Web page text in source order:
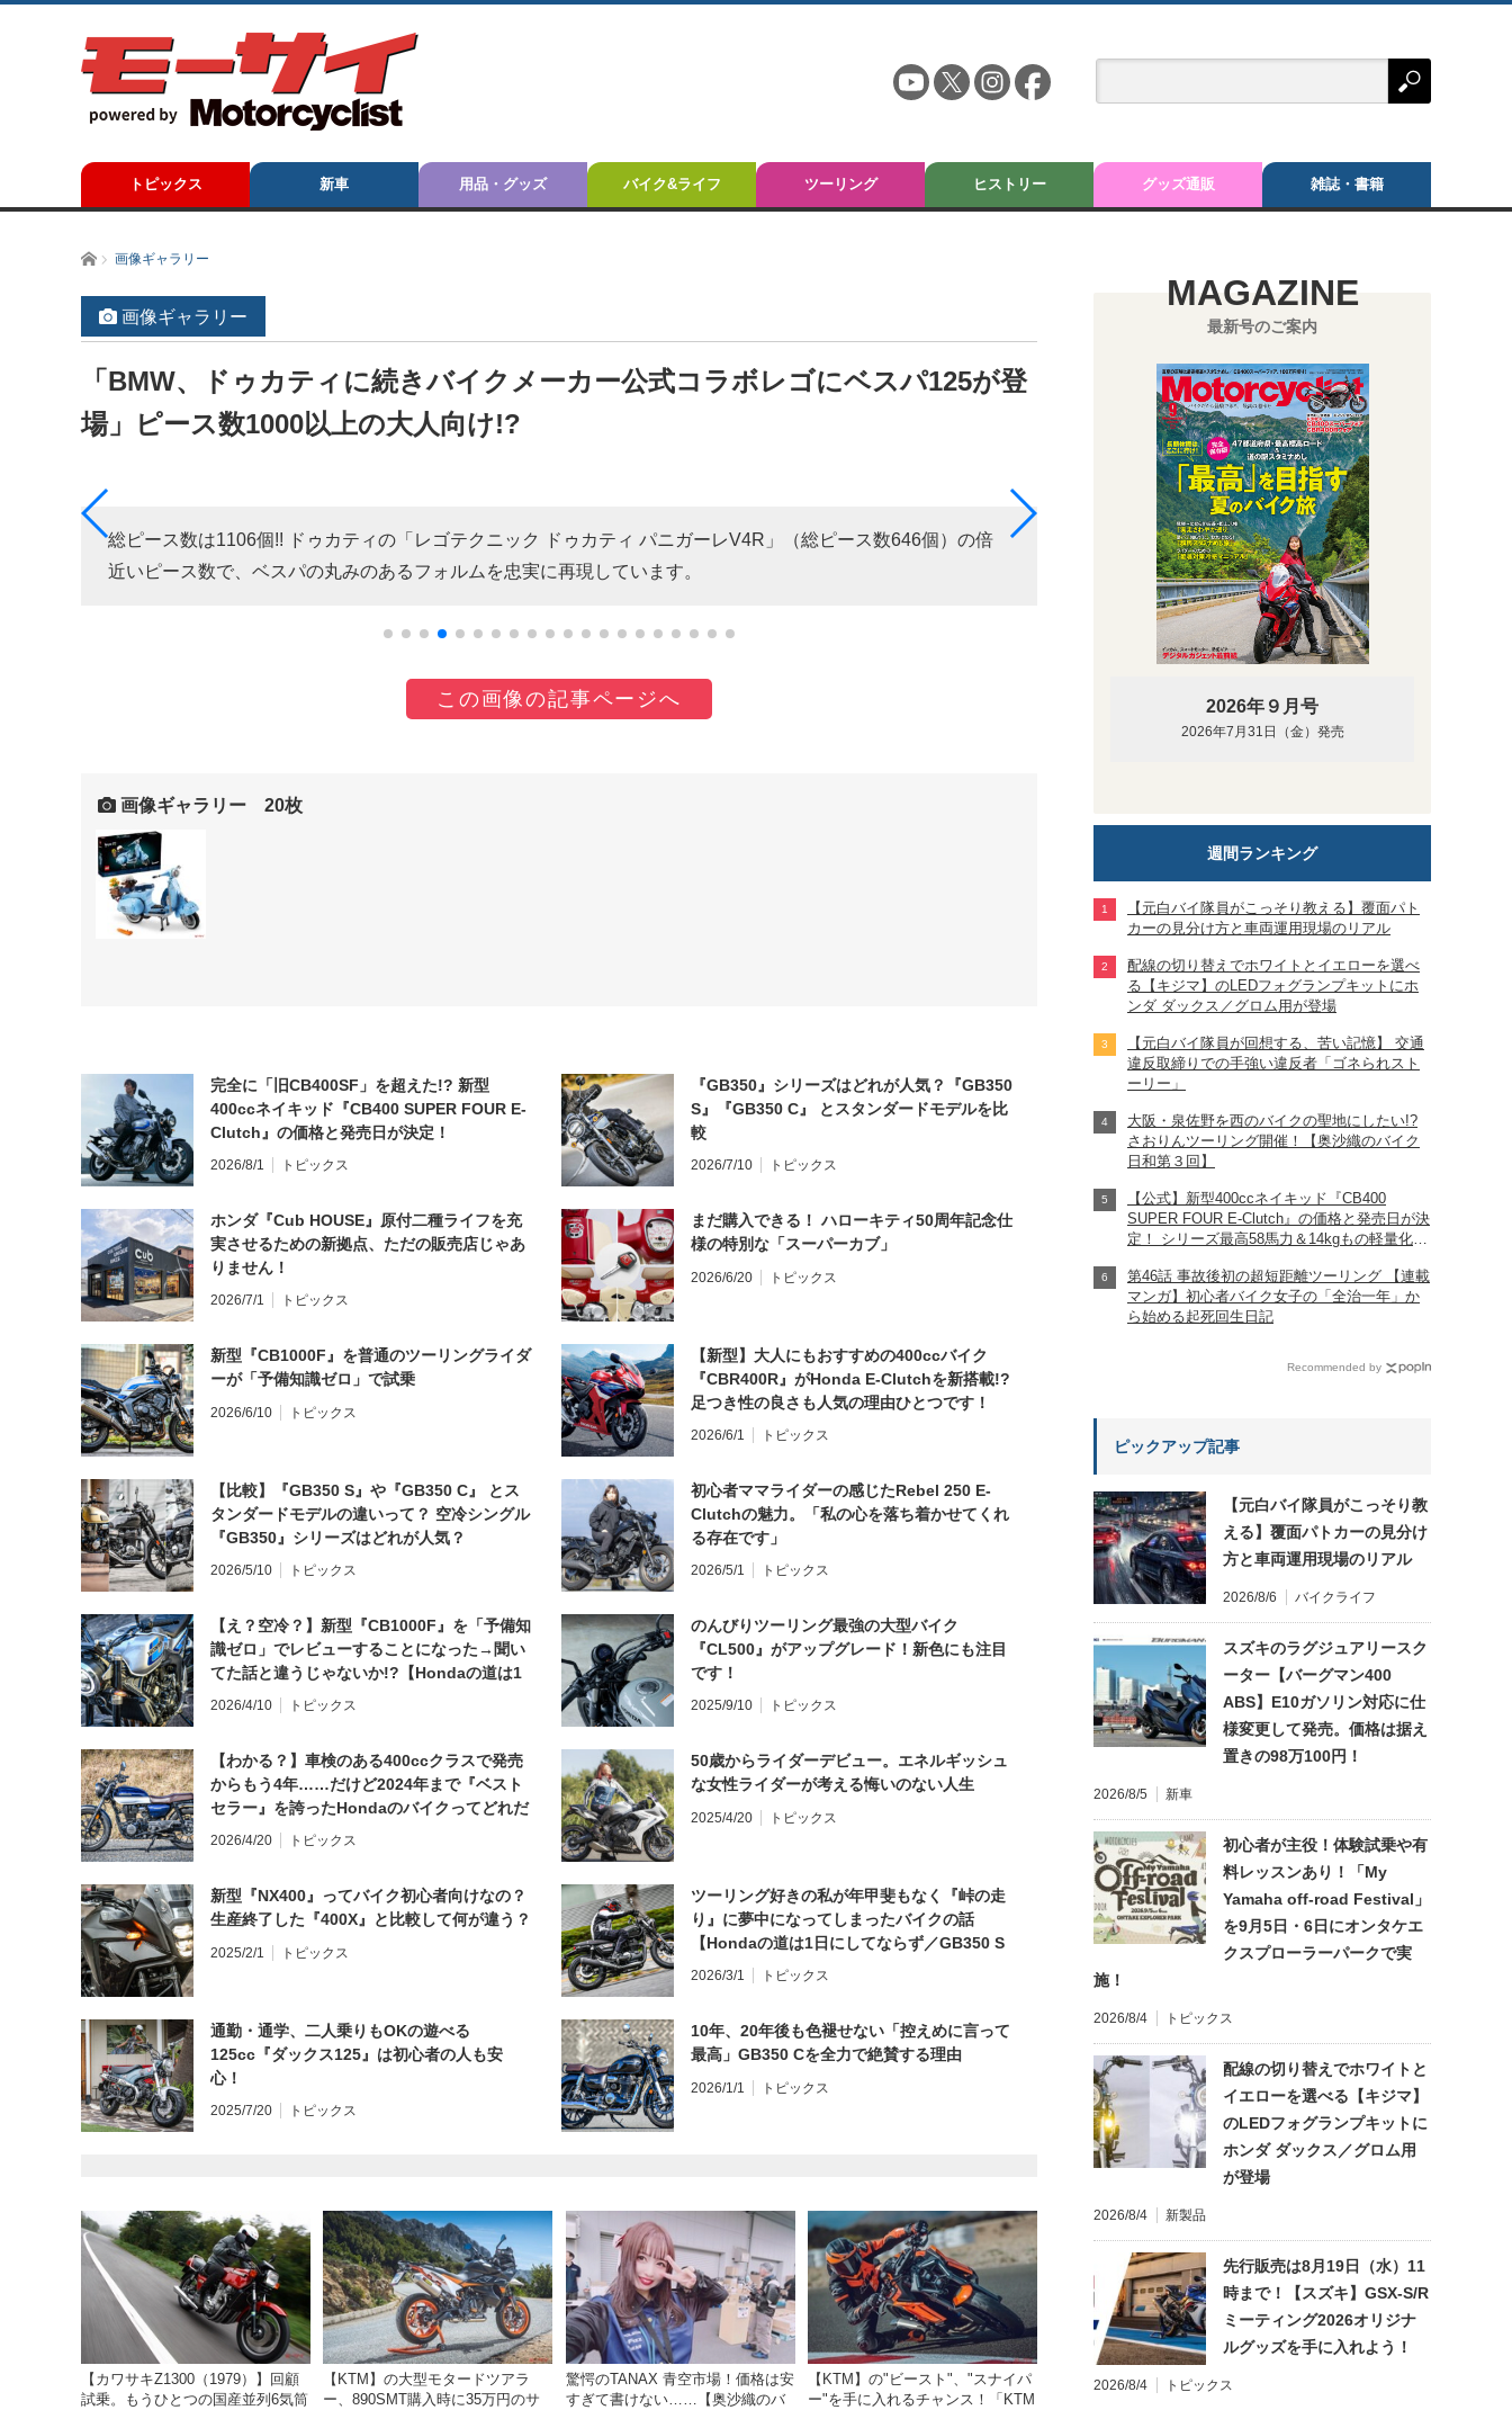
トピックス 新車 用品・グッズ バイク&ライフ ツーリング ヒストリー グッズ通販 雑誌・書籍
ホーム画像ギャラリー
画像ギャラリー
「BMW、ドゥカティに続きバイクメーカー公式コラボレゴにベスパ125が登
場」ピース数1000以上の大人向け!?
総ピース数は1106個!! ドゥカティの「レゴテクニック ドゥカティ パニガーレV4R」（総ピース数646個）の倍
近いピース数で、ベスパの丸みのあるフォルムを忠実に再現しています。
取り外し可能なエンジンカバーを開けてみると、中
この画像の記事ページへ
画像ギャラリー 20枚
完全に「旧CB400SF」を超えた!? 新型
400ccネイキッド『CB400 SUPER FOUR E-
Clutch』の価格と発売日が決定！
2026/8/1 トピックス
『GB350』シリーズはどれが人気？『GB350
S』『GB350 C』 とスタンダードモデルを比
較
2026/7/10 トピックス
ホンダ『Cub HOUSE』原付二種ライフを充
実させるための新拠点、ただの販売店じゃあ
りません！
2026/7/1 トピックス
まだ購入できる！ ハローキティ50周年記念仕
様の特別な「スーパーカブ」
2026/6/20 トピックス
新型『CB1000F』を普通のツーリングライダ
ーが「予備知識ゼロ」で試乗
2026/6/10 トピックス
【新型】大人にもおすすめの400ccバイク
『CBR400R』がHonda E-Clutchを新搭載!?
足つき性の良さも人気の理由ひとつです！
2026/6/1 トピックス
【比較】『GB350 S』や『GB350 C』 とス
タンダードモデルの違いって？ 空冷シングル
『GB350』シリーズはどれが人気？
2026/5/10 トピックス
初心者ママライダーの感じたRebel 250 E-
Clutchの魅力。「私の心を落ち着かせてくれ
る存在です」
2026/5/1 トピックス
【え？空冷？】新型『CB1000F』を「予備知
識ゼロ」でレビューすることになった→聞い
てた話と違うじゃないか!?【Hondaの道は1
日にしてならず／CB1000F ①第一印象 編】
2026/4/10 トピックス
のんびりツーリング最強の大型バイク
『CL500』がアップグレード！新色にも注目
です！
2025/9/10 トピックス
【わかる？】車検のある400ccクラスで発売
からもう4年……だけど2024年まで『ベスト
セラー』を誇ったHondaのバイクってどれだ
と思う？
2026/4/20 トピックス
50歳からライダーデビュー。エネルギッシュ
な女性ライダーが考える悔いのない人生
2025/4/20 トピックス
新型『NX400』ってバイク初心者向けなの？
生産終了した『400X』と比較して何が違う？
2025/2/1 トピックス
ツーリング好きの私が年甲斐もなく『峠の走
り』に夢中になってしまったバイクの話
【Hondaの道は1日にしてならず／GB350 S
インプレ・レビュー 前編】
2026/3/1 トピックス
通勤・通学、二人乗りもOKの遊べる
125cc『ダックス125』は初心者の人も安
心！
2025/7/20 トピックス
10年、20年後も色褪せない「控えめに言って
最高」GB350 Cを全力で絶賛する理由
2026/1/1 トピックス
【カワサキZ1300（1979）】回顧
試乗。もうひとつの国産並列6気筒
【KTM】の大型モタードツアラ
ー、890SMT購入時に35万円のサ
驚愕のTANAX 青空市場！価格は安
すぎて書けない……【奥沙織のバ
【KTM】の"ビースト"、"スナイパ
ー"を手に入れるチャンス！「KTM
MAGAZINE
最新号のご案内
2026年９月号
2026年7月31日（金）発売
週間ランキング
【元白バイ隊員がこっそり教える】覆面パト
カーの見分け方と車両運用現場のリアル
配線の切り替えでホワイトとイエローを選べ
る【キジマ】のLEDフォグランプキットにホ
ンダ ダックス／グロム用が登場
【元白バイ隊員が回想する、苦い記憶】 交通
違反取締りでの手強い違反者「ゴネられスト
ーリー」
大阪・泉佐野を西のバイクの聖地にしたい!?
さおりんツーリング開催！【奥沙織のバイク
日和第３回】
【公式】新型400ccネイキッド『CB400
SUPER FOUR E-Clutch』の価格と発売日が決
定！ シリーズ最高58馬力＆14kgもの軽量化!?
【Honda2026新車ニュース】
第46話 事故後初の超短距離ツーリング 【連載
マンガ】初心者バイク女子の「全治一年」か
ら始める起死回生日記
Recommended by
ピックアップ記事
【元白バイ隊員がこっそり教
える】覆面パトカーの見分け
方と車両運用現場のリアル
2026/8/6 バイクライフ
スズキのラグジュアリースク
ーター【バーグマン400
ABS】E10ガソリン対応に仕
様変更して発売。価格は据え
置きの98万100円！
2026/8/5 新車
初心者が主役！体験試乗や有
料レッスンあり！「My
Yamaha off-road Festival」
を9月5日・6日にオンタケエ
クスプローラーパークで実
施！
2026/8/4 トピックス
配線の切り替えでホワイトと
イエローを選べる【キジマ】
のLEDフォグランプキットに
ホンダ ダックス／グロム用
が登場
2026/8/4 新製品
先行販売は8月19日（水）11
時まで！【スズキ】GSX-S/R
ミーティング2026オリジナ
ルグッズを手に入れよう！
2026/8/4 トピックス